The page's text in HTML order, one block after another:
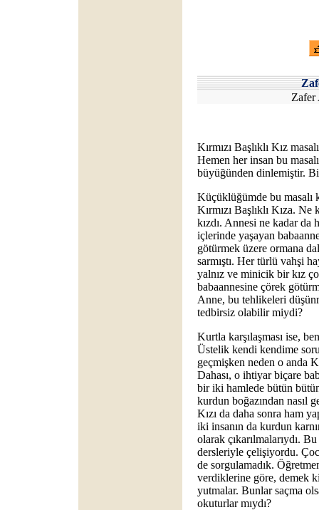
Zafer
Kırmızı Başlıklı Kız
Hemen her insan bu
büyüğünden dinlemiştir.
Küçüklüğümde bu masalı
Kırmızı Başlıklı Kıza.
kızdı. Annesi ne kadar da
içlerinde yaşayan
götürmek üzere ormana
sarmıştı. Her türlü vahşi
yalnız ve minicik bir kız
babaannesine çörek
Anne, bu tehlikeleri
tedbirsiz olabilir miydi?
Kurtla karşılaşması ise,
Üstelik kendi kendime
geçmişken neden o anda
Dahası, o ihtiyar biçare
bir iki hamlede bütün
kurdun boğazından nasıl
Kızı da daha sonra ham
iki insanın da kurdun
olarak çıkarılmalarıydı.
dersleriyle çelişiyordu.
de sorgulamadık.
verdiklerine göre, demek
yutmalar. Bunlar saçma
okuturlar mıydı?